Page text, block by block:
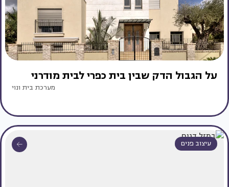
על הגבול הדק שבין בית כפרי לבית מודרני
מערכת בית ונוי
עיצוב פנים